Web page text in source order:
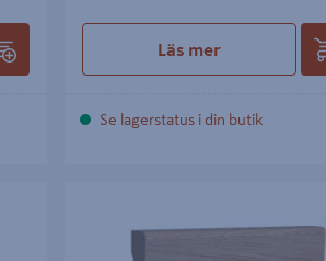
Läs mer
Se lagerstatus i din butik